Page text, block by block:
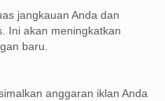
jangkauan Anda dan
Ini akan meningkatkan
baru.
anggaran iklan Anda